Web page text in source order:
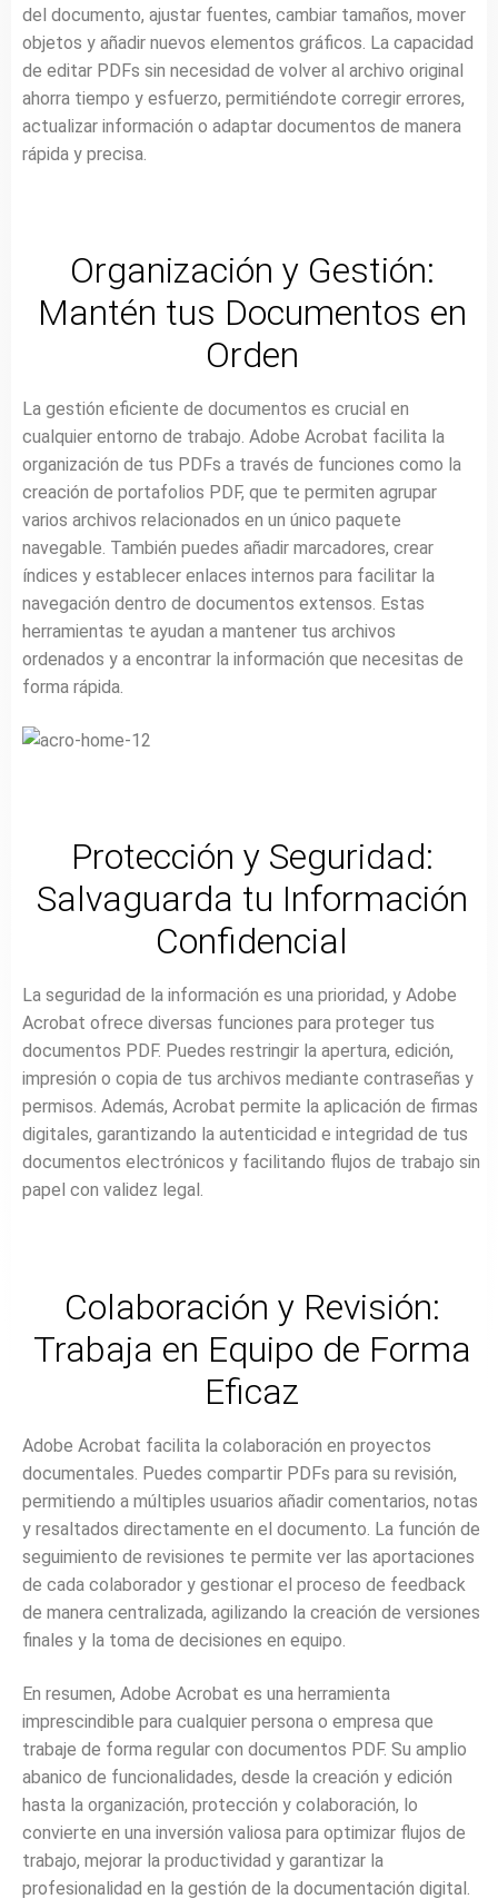
del documento, ajustar fuentes, cambiar tamaños, mover
objetos y añadir nuevos elementos gráficos. La capacidad
de editar PDFs sin necesidad de volver al archivo original
ahorra tiempo y esfuerzo, permitiéndote corregir errores,
actualizar información o adaptar documentos de manera
rápida y precisa.
Organización y Gestión:
Mantén tus Documentos en
Orden
La gestión eficiente de documentos es crucial en
cualquier entorno de trabajo. Adobe Acrobat facilita la
organización de tus PDFs a través de funciones como la
creación de portafolios PDF, que te permiten agrupar
varios archivos relacionados en un único paquete
navegable. También puedes añadir marcadores, crear
índices y establecer enlaces internos para facilitar la
navegación dentro de documentos extensos. Estas
herramientas te ayudan a mantener tus archivos
ordenados y a encontrar la información que necesitas de
forma rápida.
Protección y Seguridad:
Salvaguarda tu Información
Confidencial
La seguridad de la información es una prioridad, y Adobe
Acrobat ofrece diversas funciones para proteger tus
documentos PDF. Puedes restringir la apertura, edición,
impresión o copia de tus archivos mediante contraseñas y
permisos. Además, Acrobat permite la aplicación de firmas
digitales, garantizando la autenticidad e integridad de tus
documentos electrónicos y facilitando flujos de trabajo sin
papel con validez legal.
Colaboración y Revisión:
Trabaja en Equipo de Forma
Eficaz
Adobe Acrobat facilita la colaboración en proyectos
documentales. Puedes compartir PDFs para su revisión,
permitiendo a múltiples usuarios añadir comentarios, notas
y resaltados directamente en el documento. La función de
seguimiento de revisiones te permite ver las aportaciones
de cada colaborador y gestionar el proceso de feedback
de manera centralizada, agilizando la creación de versiones
finales y la toma de decisiones en equipo.
En resumen, Adobe Acrobat es una herramienta
imprescindible para cualquier persona o empresa que
trabaje de forma regular con documentos PDF. Su amplio
abanico de funcionalidades, desde la creación y edición
hasta la organización, protección y colaboración, lo
convierte en una inversión valiosa para optimizar flujos de
trabajo, mejorar la productividad y garantizar la
profesionalidad en la gestión de la documentación digital.